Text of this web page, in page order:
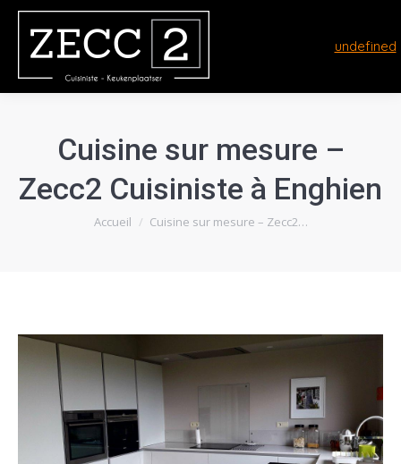
undefined
Cuisine sur mesure –
Zecc2 Cuisiniste à Enghien
Vous êtes ici :
Accueil Cuisine sur mesure – Zecc2…